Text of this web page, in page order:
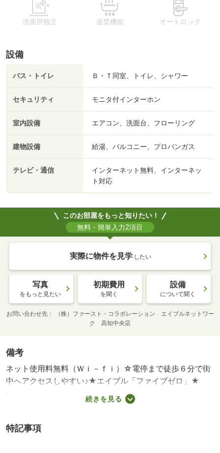
洗面所独立 追焚機能 オートロック
設備
バス・トイレ Ｂ・Ｔ同室、トイレ、シャワー
セキュリティ モニタ付インターホン
室内設備 エアコン、洗面台、フローリング
建物設備 給湯、バルコニー、プロパンガス
テレビ・通信
インターネット無料、インターネッ
ト対応
このお部屋をもっと知りたい！
無料・簡単入力2項目
実際に物件を見学 したい
写真
をもっと見たい
初期費用
を聞く
設備
について聞く
お問い合わせ先
（株）ファースト・コラボレーション エイブルネットワー
ク 高知中央店
備考
ネット使用料無料（Ｗｉ－ｆｉ）☆電停まで徒歩６分で街
中へアクセスしやすい♪★エイブル「ファイブゼロ」★
初期費用軽減キャンペーン中！【掲載写真は参考写真で
す。現況をご確認頂く為にもご内覧を推奨いたします。】
等：加入要（ジェイリース 「ジェイリース」初回保証
続きを見る
特記事項